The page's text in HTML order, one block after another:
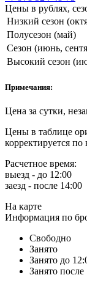
Цены в рублях,
Низкий сезон
Полусезон (май)
Сезон (июнь,
Высокий сезон
Примечания:
Цена за сутки,
Цены в таблице
корректируется по
Расчетное время:
выезд - до 12:00
заезд - после 14:00
На карте
Информация по
Свободно
Занято
Занято до
Занято после